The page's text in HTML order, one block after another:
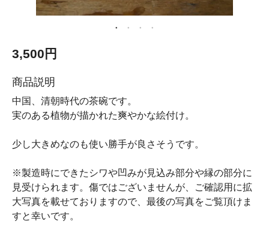
3,500円
商品説明
中国、清朝時代の茶碗です。
実のある植物が描かれた爽やかな絵付け。
少し大きめなのも使い勝手が良さそうです。
※製造時にできたシワや凹みが見込み部分や縁の部分に
見受けられます。傷ではございませんが、ご確認用に拡
大写真を載せておりますので、最後の写真をご覧頂けま
すと幸いです。